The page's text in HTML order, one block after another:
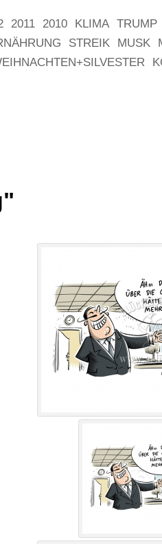
2011 2010 KLIMA TRUMP
STREIK MUSK